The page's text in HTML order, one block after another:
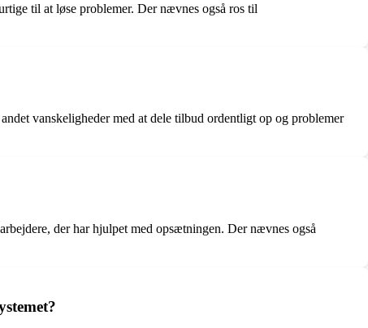
til at løse problemer. Der nævnes også ros til
vanskeligheder med at dele tilbud ordentligt op og problemer
der har hjulpet med opsætningen. Der nævnes også